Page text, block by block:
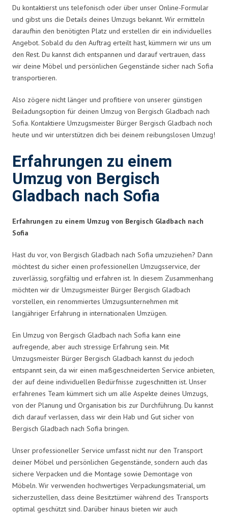
Du kontaktierst uns telefonisch oder über unser Online-Formular
und gibst uns die Details deines Umzugs bekannt. Wir ermitteln
daraufhin den benötigten Platz und erstellen dir ein individuelles
Angebot. Sobald du den Auftrag erteilt hast, kümmern wir uns um
den Rest. Du kannst dich entspannen und darauf vertrauen, dass
wir deine Möbel und persönlichen Gegenstände sicher nach Sofia
transportieren.
Also zögere nicht länger und profitiere von unserer günstigen
Beiladungsoption für deinen Umzug von Bergisch Gladbach nach
Sofia. Kontaktiere Umzugsmeister Bürger Bergisch Gladbach noch
heute und wir unterstützen dich bei deinem reibungslosen Umzug!
Erfahrungen zu einem
Umzug von Bergisch
Gladbach nach Sofia
Erfahrungen zu einem Umzug von Bergisch Gladbach nach
Sofia
Hast du vor, von Bergisch Gladbach nach Sofia umzuziehen? Dann
möchtest du sicher einen professionellen Umzugsservice, der
zuverlässig, sorgfältig und erfahren ist. In diesem Zusammenhang
möchten wir dir Umzugsmeister Bürger Bergisch Gladbach
vorstellen, ein renommiertes Umzugsunternehmen mit
langjähriger Erfahrung in internationalen Umzügen.
Ein Umzug von Bergisch Gladbach nach Sofia kann eine
aufregende, aber auch stressige Erfahrung sein. Mit
Umzugsmeister Bürger Bergisch Gladbach kannst du jedoch
entspannt sein, da wir einen maßgeschneiderten Service anbieten,
der auf deine individuellen Bedürfnisse zugeschnitten ist. Unser
erfahrenes Team kümmert sich um alle Aspekte deines Umzugs,
von der Planung und Organisation bis zur Durchführung. Du kannst
dich darauf verlassen, dass wir dein Hab und Gut sicher von
Bergisch Gladbach nach Sofia bringen.
Unser professioneller Service umfasst nicht nur den Transport
deiner Möbel und persönlichen Gegenstände, sondern auch das
sichere Verpacken und die Montage sowie Demontage von
Möbeln. Wir verwenden hochwertiges Verpackungsmaterial, um
sicherzustellen, dass deine Besitztümer während des Transports
optimal geschützt sind. Darüber hinaus bieten wir auch